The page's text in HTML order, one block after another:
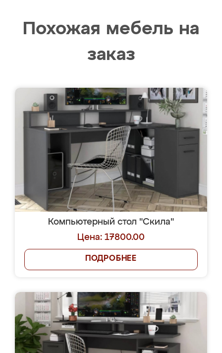
Похожая мебель на
заказ
Компьютерный стол "Скила"
Цена: 17800.00
ПОДРОБНЕЕ